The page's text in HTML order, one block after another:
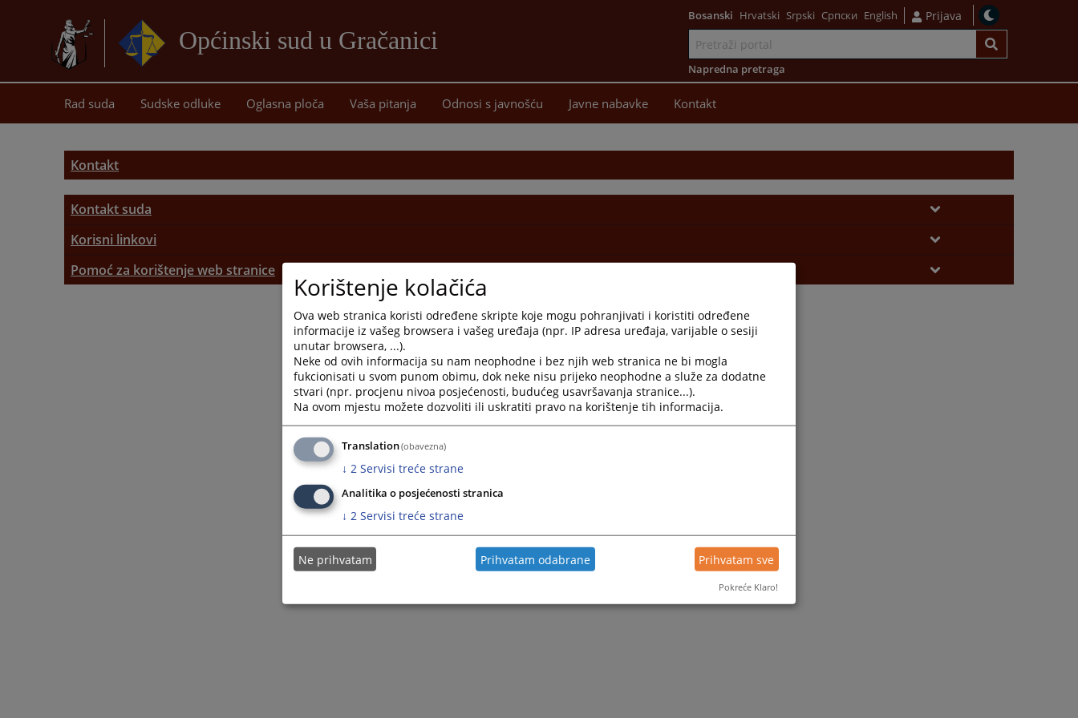
Općinski sud u Gračanici
sadržaj
Bosanski Hrvatski Srpski Српски English Prijava
Napredna pretraga
Rad suda Sudske odluke Oglasna ploča Vaša pitanja Odnosi s javnošću Javne nabavke Kontakt
Kontakt
Kontakt suda
Kontakt suda
Adresar pravosudnih institucija
Korisni linkovi
Korisni linkovi
Pomoć za korištenje web stranice
Korištenje kolačića
Ova web stranica koristi određene skripte koje mogu pohranjivati i koristiti određene
informacije iz vašeg browsera i vašeg uređaja (npr. IP adresa uređaja, varijable o sesiji
unutar browsera, ...).
Neke od ovih informacija su nam neophodne i bez njih web stranica ne bi mogla
fukcionisati u svom punom obimu, dok neke nisu prijeko neophodne a služe za dodatne
stvari (npr. procjenu nivoa posjećenosti, budućeg usavršavanja stranice...).
Na ovom mjestu možete dozvoliti ili uskratiti pravo na korištenje tih informacija.
Translation(obavezna)
↓ 2 Servisi treće strane
Analitika o posjećenosti stranica
↓ 2 Servisi treće strane
Ne prihvatam Prihvatam odabrane Prihvatam sve
Pokreće Klaro!